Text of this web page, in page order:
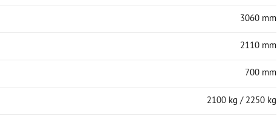
3060 mm
2110 mm
700 mm
2100 kg / 2250 kg